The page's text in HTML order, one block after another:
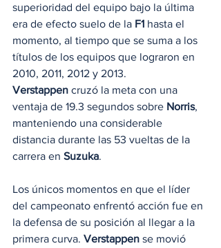
superioridad del equipo bajo la última
era de efecto suelo de la F1 hasta el
momento, al tiempo que se suma a los
títulos de los equipos que lograron en
2010, 2011, 2012 y 2013.
Verstappen cruzó la meta con una
ventaja de 19.3 segundos sobre Norris,
manteniendo una considerable
distancia durante las 53 vueltas de la
carrera en Suzuka.
Los únicos momentos en que el líder
del campeonato enfrentó acción fue en
la defensa de su posición al llegar a la
primera curva. Verstappen se movió